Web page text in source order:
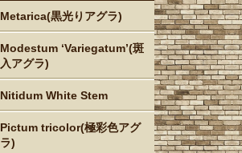
Metarica(黒光りアグラ)
Modestum ‘Variegatum’(斑
入アグラ)
Nitidum White Stem
Pictum tricolor(極彩色アグ
ラ)